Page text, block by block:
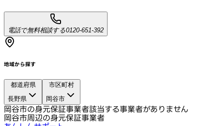
電話で無料相談する0120-651-392
地域から探す
都道府県
長野県
市区町村
岡谷市
岡谷市の身元保証事業者該当する事業者がありません
岡谷市周辺の身元保証事業者